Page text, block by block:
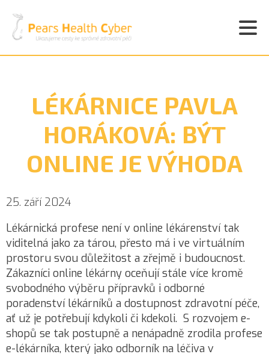
LÉKÁRNICE PAVLA
HORÁKOVÁ: BÝT
ONLINE JE VÝHODA
25. září 2024
Lékárnická profese není v online lékárenství tak
viditelná jako za tárou, přesto má i ve virtuálním
prostoru svou důležitost a zřejmě i budoucnost.
Zákazníci online lékárny oceňují stále více kromě
svobodného výběru přípravků i odborné
poradenství lékárníků a dostupnost zdravotní péče,
ať už je potřebují kdykoli či kdekoli. S rozvojem e-
shopů se tak postupně a nenápadně zrodila profese
e-lékárníka, který jako odborník na léčiva v